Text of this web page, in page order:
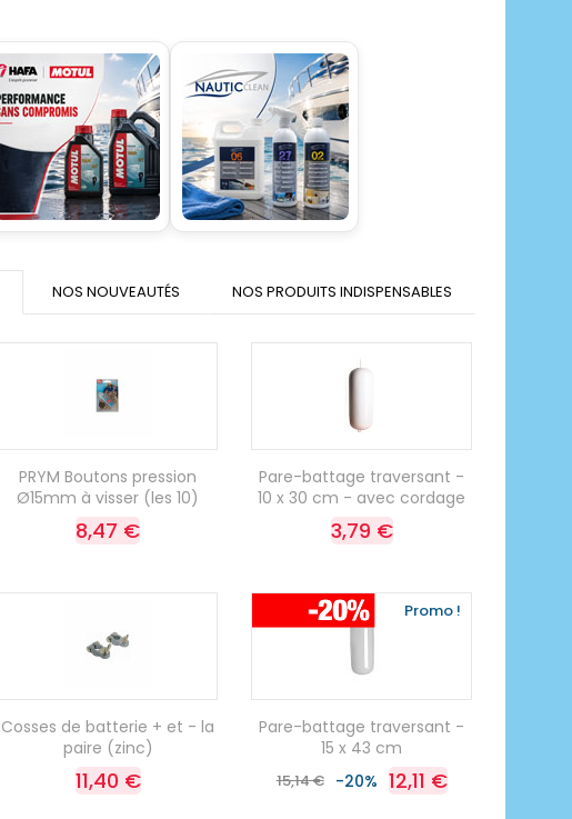
Découvrir →
NOS NOUVEAUTÉS NOS PRODUITS INDISPENSABLES
PRYM Boutons pression
Ø15mm à visser (les 10)
8,47 €
Pare-battage traversant -
10 x 30 cm - avec cordage
3,79 €
Cosses de batterie + et - la
paire (zinc)
11,40 €
Promo !
Pare-battage traversant -
15 x 43 cm
15,14 € -20% 12,11 €